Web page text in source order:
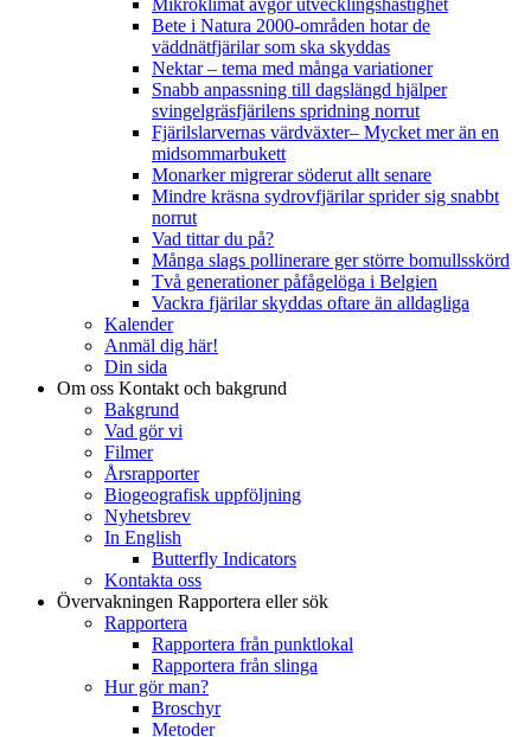
Bete i Natura 2000-områden hotar de
väddnätfjärilar som ska skyddas
Nektar – tema med många variationer
Snabb anpassning till dagslängd hjälper
svingelgräsfjärilens spridning norrut
Fjärilslarvernas värdväxter– Mycket mer än en
midsommarbukett
Monarker migrerar söderut allt senare
Mindre kräsna sydrovfjärilar sprider sig snabbt
norrut
Vad tittar du på?
Många slags pollinerare ger större bomullsskörd
Två generationer påfågelöga i Belgien
Vackra fjärilar skyddas oftare än alldagliga
Kalender
Anmäl dig här!
Din sida
Om oss Kontakt och bakgrund
Bakgrund
Vad gör vi
Filmer
Årsrapporter
Biogeografisk uppföljning
Nyhetsbrev
In English
Butterfly Indicators
Kontakta oss
Övervakningen Rapportera eller sök
Rapportera
Rapportera från punktlokal
Rapportera från slinga
Hur gör man?
Broschyr
Metoder